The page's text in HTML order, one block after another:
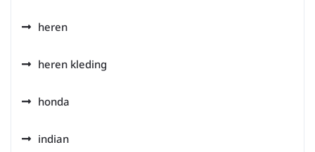
heren
heren kleding
honda
indian